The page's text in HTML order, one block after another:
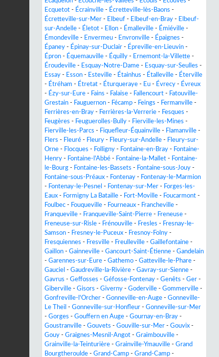
Ecquetot - Écrainville - Écretteville-lès-Baons -
Écretteville-sur-Mer - Elbeuf - Elbeuf-en-Bray - Elbeuf-
sur-Andelle - Életot - Ellon - Émalleville - Émiéville -
Émondeville - Envermeu - Envronville - Épaignes -
Épaney - Épinay-sur-Duclair - Épreville-en-Lieuvin -
Épron - Équemauville - Équilly - Ernemont-la-Villette -
Éroudeville - Esquay-Notre-Dame - Esquay-sur-Seulles -
Essay - Esson - Esteville - Étainhus - Étalleville - Éterville
- Étréham - Étretat - Éturqueraye - Eu - Évrecy - Évreux
- Ézy-sur-Eure - Fains - Falaise - Fallencourt - Fatouville-
Grestain - Fauguernon - Fécamp - Feings - Fermanville -
Ferrières-en-Bray - Ferrières-la-Verrerie - Fesques -
Feugères - Feuguerolles-Bully - Fierville-les-Mines -
Fierville-les-Parcs - Fiquefleur-Équainville - Flamanville -
Flers - Fleuré - Fleury - Fleury-sur-Andelle - Fleury-sur-
Orne - Flocques - Folligny - Fontaine-en-Bray - Fontaine-
Henry - Fontaine-l'Abbé - Fontaine-la-Mallet - Fontaine-
le-Bourg - Fontaine-les-Bassets - Fontaine-sous-Jouy -
Fontaine-sous-Préaux - Fontenay - Fontenay-le-Marmion
- Fontenay-le-Pesnel - Fontenay-sur-Mer - Forges-les-
Eaux - Formigny La Bataille - Fort-Moville - Foucarmont -
Foulbec - Fouqueville - Fourneaux - Francheville -
Franqueville - Franqueville-Saint-Pierre - Freneuse -
Freneuse-sur-Risle - Frénouville - Fresles - Fresnay-le-
Samson - Fresney-le-Puceux - Fresnoy-Folny -
Fresquiennes - Fresville - Freulleville - Gaillefontaine -
Gaillon - Gainneville - Gancourt-Saint-Étienne - Gandelain
- Garennes-sur-Eure - Gathemo - Gatteville-le-Phare -
Gauciel - Gaudreville-la-Rivière - Gavray-sur-Sienne -
Gavrus - Geffosses - Géfosse-Fontenay - Genêts - Ger -
Giberville - Gisors - Giverny - Goderville - Gommerville -
Gonfreville-l'Orcher - Gonneville-en-Auge - Gonneville-
Le Theil - Gonneville-sur-Honfleur - Gonneville-sur-Mer
- Gorges - Gouffern en Auge - Gournay-en-Bray -
Goustranville - Gouvets - Gouville-sur-Mer - Gouvix -
Gouy - Graignes-Mesnil-Angot - Graimbouville -
Grainville-la-Teinturière - Grainville-Ymauville - Grand
Bourgtheroulde - Grand-Camp - Grand-Camp -